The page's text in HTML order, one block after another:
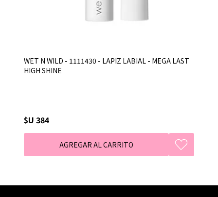
WET N WILD - 1111430 - LAPIZ LABIAL - MEGA LAST
HIGH SHINE
$U 384